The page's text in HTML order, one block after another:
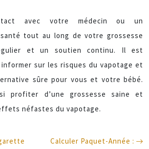
avec votre médecin ou un
tout au long de votre grossesse
et un soutien continu. Il est
sur les risques du vapotage et
sûre pour vous et votre bébé.
profiter d’une grossesse saine et
néfastes du vapotage.
Calculer Paquet-Année :